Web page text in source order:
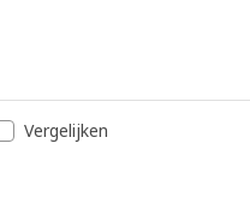
Vergelijken